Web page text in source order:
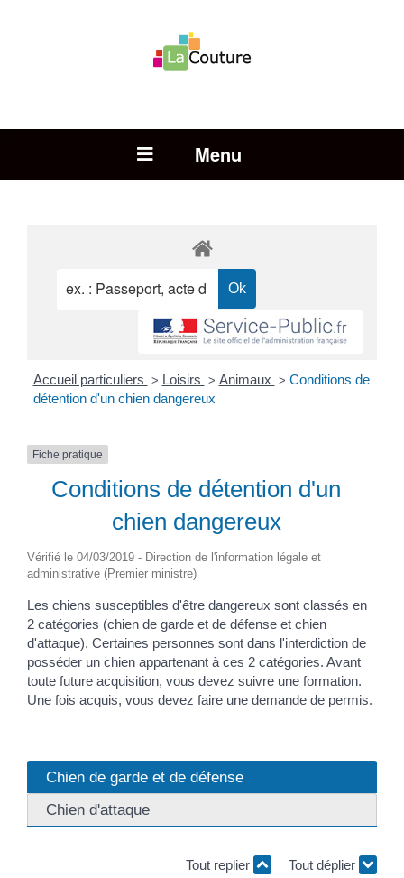
Open Menu
Accueil particuliers > Loisirs > Animaux > Conditions de
détention d'un chien dangereux
Fiche pratique
Conditions de détention d'un
chien dangereux
Vérifié le 04/03/2019 - Direction de l'information légale et
administrative (Premier ministre)
Les chiens susceptibles d'être dangereux sont classés en
2 catégories (chien de garde et de défense et chien
d'attaque). Certaines personnes sont dans l'interdiction de
posséder un chien appartenant à ces 2 catégories. Avant
toute future acquisition, vous devez suivre une formation.
Une fois acquis, vous devez faire une demande de permis.
Chien de garde et de défense
Chien d'attaque
Tout replier Tout déplier